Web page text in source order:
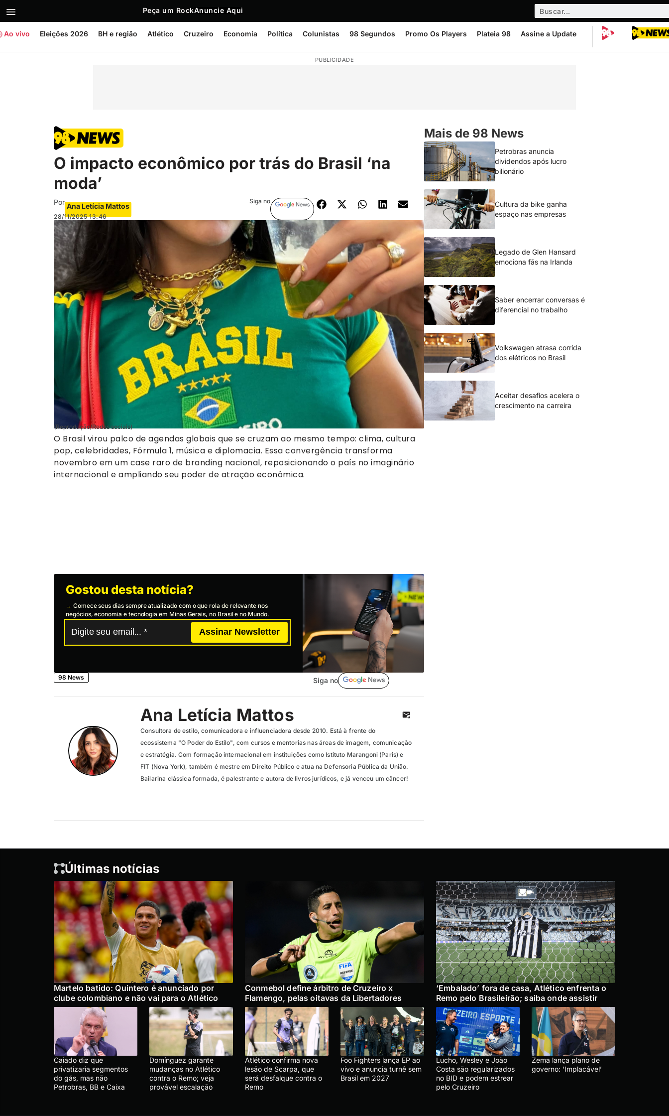
Peça um RockAnuncie Aqui
Ao vivo Eleições 2026 BH e região Atlético Cruzeiro Economia Política Colunistas 98 Segundos Promo Os Players Plateia 98 Assine a Update
PUBLICIDADE
O impacto econômico por trás do Brasil ‘na
moda’
Por Ana Letícia Mattos
28/11/2025 13:46
Siga no
(Reprodução/Redes sociais)
O Brasil virou palco de agendas globais que se cruzam ao mesmo tempo: clima, cultura
pop, celebridades, Fórmula 1, música e diplomacia. Essa convergência transforma
novembro em um case raro de branding nacional, reposicionando o país no imaginário
internacional e ampliando seu poder de atração econômica.
Gostou desta notícia?
→ Comece seus dias sempre atualizado com o que rola de relevante nos
negócios, economia e tecnologia em Minas Gerais, no Brasil e no Mundo.
Assinar Newsletter
98 News Siga no
Ana Letícia Mattos
Consultora de estilo, comunicadora e influenciadora desde 2010. Está à frente do
ecossistema "O Poder do Estilo", com cursos e mentorias nas áreas de imagem, comunicação
e estratégia. Com formação internacional em instituições como Istituto Marangoni (Paris) e
FIT (Nova York), também é mestre em Direito Público e atua na Defensoria Pública da União.
Bailarina clássica formada, é palestrante e autora de livros jurídicos, e já venceu um câncer!
Mais de 98 News
Petrobras anuncia
dividendos após lucro
bilionário
Cultura da bike ganha
espaço nas empresas
Legado de Glen Hansard
emociona fãs na Irlanda
Saber encerrar conversas é
diferencial no trabalho
Volkswagen atrasa corrida
dos elétricos no Brasil
Aceitar desafios acelera o
crescimento na carreira
Últimas notícias
Martelo batido: Quintero é anunciado por
clube colombiano e não vai para o Atlético
Conmebol define árbitro de Cruzeiro x
Flamengo, pelas oitavas da Libertadores
‘Embalado’ fora de casa, Atlético enfrenta o
Remo pelo Brasileirão; saiba onde assistir
Caiado diz que
privatizaria segmentos
do gás, mas não
Petrobras, BB e Caixa
Domínguez garante
mudanças no Atlético
contra o Remo; veja
provável escalação
Atlético confirma nova
lesão de Scarpa, que
será desfalque contra o
Remo
Foo Fighters lança EP ao
vivo e anuncia turnê sem
Brasil em 2027
Lucho, Wesley e João
Costa são regularizados
no BID e podem estrear
pelo Cruzeiro
Zema lança plano de
governo: ‘Implacável’